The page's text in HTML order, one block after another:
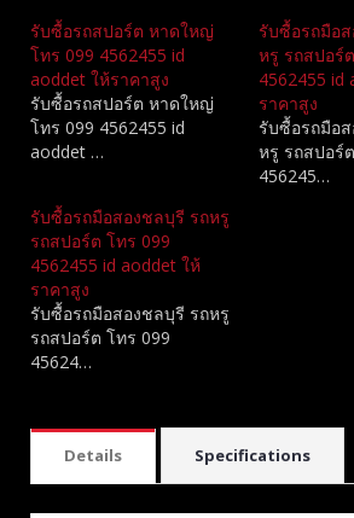
รับซื้อรถสปอร์ต หาดใหญ่
โทร 099 4562455 id
aoddet ให้ราคาสูง
รับซื้อรถสปอร์ต หาดใหญ่
โทร 099 4562455 id
aoddet …
รับซื้อรถมือ
หรู รถสปอร์
4562455 id
ราคาสูง
รับซื้อรถมือ
หรู รถสปอร์
456245…
รับซื้อรถมือสองชลบุรี รถหรู
รถสปอร์ต โทร 099
4562455 id aoddet ให้
ราคาสูง
รับซื้อรถมือสองชลบุรี รถหรู
รถสปอร์ต โทร 099
45624…
Details Specifications